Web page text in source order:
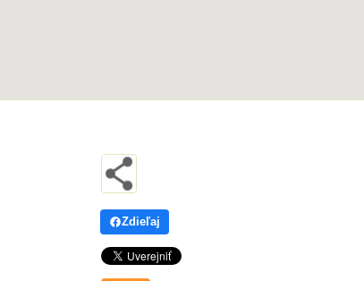
Zdieľaj